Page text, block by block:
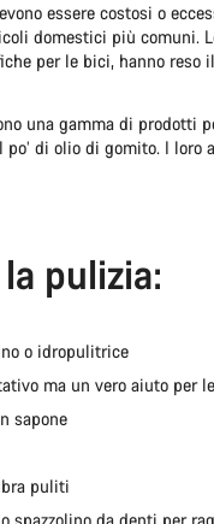
essere costosi o
domestici più comuni.
per le bici, hanno
una gamma di prodotti
di olio di gomito. I
pulizia:
o idropulitrice
ma un vero aiuto per
sapone
puliti